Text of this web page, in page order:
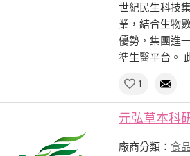
世紀民生科技
業，結合生物
優勢，集團進
準生醫平台。
1
元弘草本科
廠商分類： 食